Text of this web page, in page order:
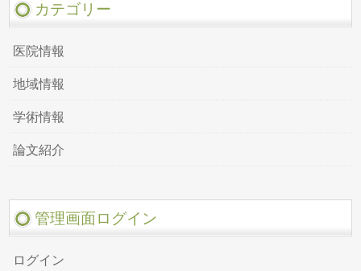
カテゴリー
医院情報
地域情報
学術情報
論文紹介
管理画面ログイン
ログイン